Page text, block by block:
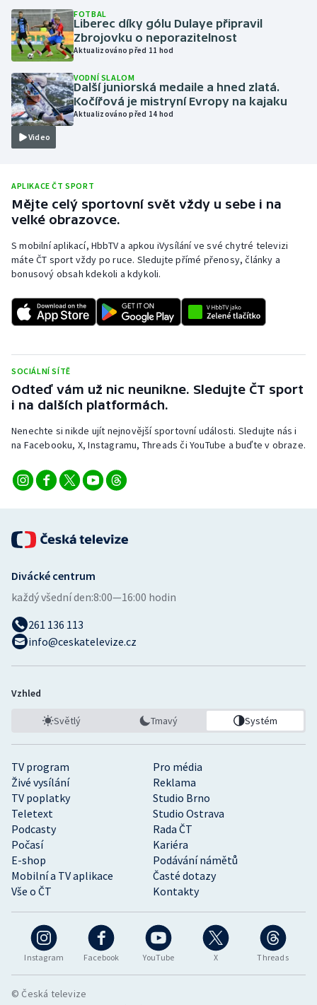
Moderní pětiboj
Motorsport
Olympijské hry
Parasport
Plavání
Ragby
Rychlobruslení
Rychlostní kanoistika
Short track
Stolní tenis
Veslování
Vodní slalom
Ostatní
FOTBAL
Liberec díky gólu Dulaye připravil
Zbrojovku o neporazitelnost
Aktualizováno před 11 hod
Video
VODNÍ SLALOM
Další juniorská medaile a hned zlatá.
Kočířová je mistryní Evropy na kajaku
Aktualizováno před 14 hod
APLIKACE ČT SPORT
Mějte celý sportovní svět vždy u sebe i na
velké obrazovce.
S mobilní aplikací, HbbTV a apkou iVysílání ve své chytré televizi
máte ČT sport vždy po ruce. Sledujte přímé přenosy, články a
bonusový obsah kdekoli a kdykoli.
SOCIÁLNÍ SÍTĚ
Odteď vám už nic neunikne. Sledujte ČT sport
i na dalších platformách.
Nenechte si nikde ujít nejnovější sportovní události. Sledujte nás i
na Facebooku, X, Instagramu, Threads či YouTube a buďte v obraze.
Instagram Facebook YouTube X Threads
TV program
Pro média
Živé vysílání
Reklama
TV poplatky
Studio Brno
Teletext
Studio Ostrava
Podcasty
Rada ČT
Počasí
Kariéra
E-shop
Podávání námětů
Mobilní a TV aplikace
Časté dotazy
Vše o ČT
Kontakty
Divácké centrum
každý všední den:8:00—16:00 hodin
261 136 113
info@ceskatelevize.cz
Vzhled
Světlý Tmavý Systém
© Česká televize